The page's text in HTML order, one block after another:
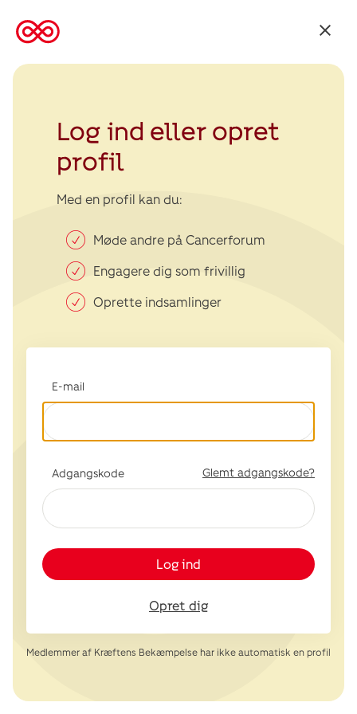
Tilbage
Kræftens
Log ind eller opret
profil
Med en profil kan du:
Møde andre på Cancerforum
Engagere dig som frivillig
Oprette indsamlinger
E-mail
Adgangskode Glemt adgangskode?
Log ind
Opret dig
Medlemmer af Kræftens Bekæmpelse har ikke automatisk en profil